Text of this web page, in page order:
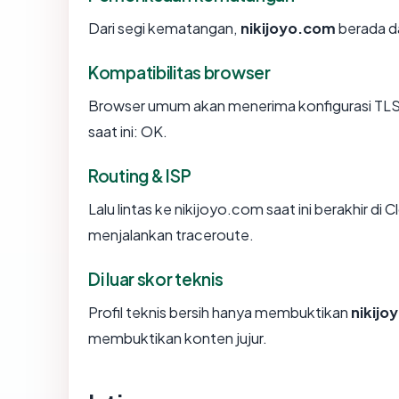
Dari segi kematangan, nikijoyo.comberada
Kompatibilitas browser
Browser umum akan menerima konfigurasi
saat ini: OK.
Routing & ISP
Lalu lintas ke nikijoyo.com saat ini berakhir di
menjalankan traceroute.
Di luar skor teknis
Profil teknis bersih hanya membuktikan
membuktikan konten jujur.